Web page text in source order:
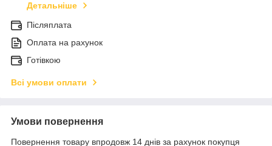
Детальніше
Післяплата
Оплата на рахунок
Готівкою
Всі умови оплати
Умови повернення
Повернення товару впродовж 14 днів за рахунок покупця